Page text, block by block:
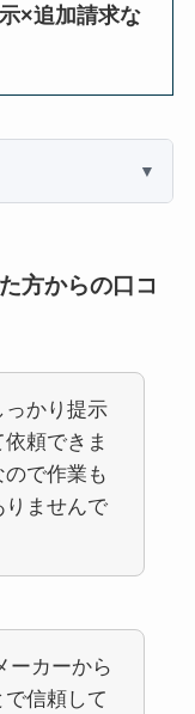
×追加請求な
方からの口コ
っかり提示
頼できま
で作業も
りませんで
ーカーから
信頼して